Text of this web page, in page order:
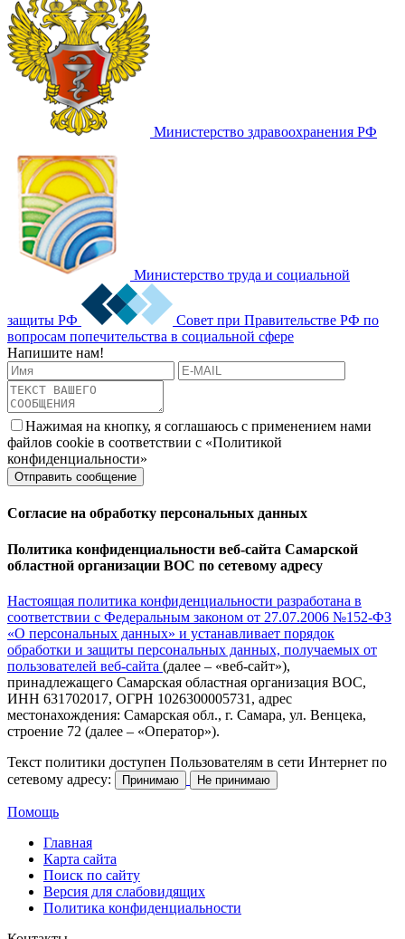
Министерство здравоохранения РФ
Министерство труда и социальной
защиты РФ
Совет при Правительстве РФ по
вопросам попечительства в социальной сфере
Напишите нам!
Нажимая на кнопку, я соглашаюсь с применением нами
файлов cookie в соответствии с «Политикой
конфиденциальности»
Согласие на обработку персональных данных
Политика конфиденциальности веб-сайта Самарской
областной организации ВОС по сетевому адресу
Настоящая политика конфиденциальности разработана в
соответствии с Федеральным законом от 27.07.2006 №152-ФЗ
«О персональных данных» и устанавливает порядок
обработки и защиты персональных данных, получаемых от
пользователей веб-сайта (далее – «веб-сайт»),
принадлежащего Самарская областная организация ВОС,
ИНН 631702017, ОГРН 1026300005731, адрес
местонахождения: Самарская обл., г. Самара, ул. Венцека,
строение 72 (далее – «Оператор»).
Текст политики доступен Пользователям в сети Интернет по
сетевому адресу:
Принимаю Не принимаю
Помощь
Главная
Карта сайта
Поиск по сайту
Версия для слабовидящих
Политика конфиденциальности